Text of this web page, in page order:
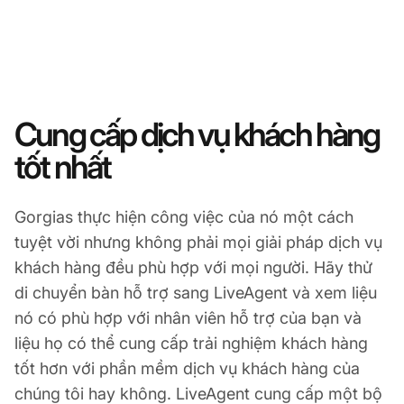
Cung cấp dịch vụ khách hàng
tốt nhất
Gorgias thực hiện công việc của nó một cách
tuyệt vời nhưng không phải mọi giải pháp dịch vụ
khách hàng đều phù hợp với mọi người. Hãy thử
di chuyển bàn hỗ trợ sang LiveAgent và xem liệu
nó có phù hợp với nhân viên hỗ trợ của bạn và
liệu họ có thể cung cấp trải nghiệm khách hàng
tốt hơn với phần mềm dịch vụ khách hàng của
chúng tôi hay không. LiveAgent cung cấp một bộ